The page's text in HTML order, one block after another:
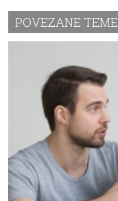
POVEZANE TEME